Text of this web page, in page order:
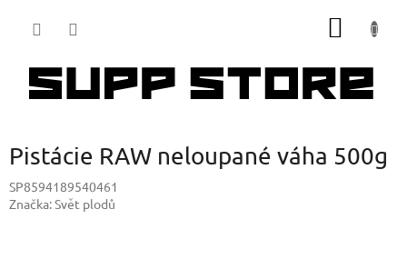
Pistácie RAW neloupané váha 500g
SP8594189540461
Značka:Svět plodů